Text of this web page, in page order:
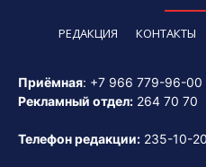
РЕДАКЦИЯ КОНТАКТЫ
Приёмная: +7 966 779-96-00
Рекламный отдел: 264 70 70
Телефон редакции: 235-10-20